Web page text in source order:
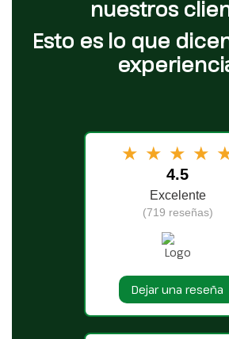
nuestros
Esto es lo que
★ ★ ★ ★
4.5
Excelente
(719 reseñas)
Dejar una reseña